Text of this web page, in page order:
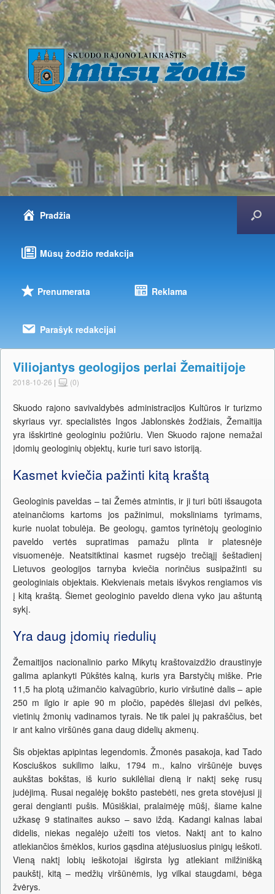
Pradžia
Mūsų žodžio redakcija
Prenumerata Reklama
Parašyk redakcijai
Viliojantys geologijos perlai Žemaitijoje
2018-10-26 | (0)
Skuodo rajono savivaldybės administracijos Kultūros ir turizmo
skyriaus vyr. specialistės Ingos Jablonskės žodžiais, Žemaitija
yra išskirtinė geologiniu požiūriu. Vien Skuodo rajone nemažai
įdomių geologinių objektų, kurie turi savo istoriją.
Kasmet kviečia pažinti kitą kraštą
Geologinis paveldas – tai Žemės atmintis, ir ji turi būti išsaugota
ateinančioms kartoms jos pažinimui, moksliniams tyrimams,
kurie nuolat tobulėja. Be geologų, gamtos tyrinėtojų geologinio
paveldo vertės supratimas pamažu plinta ir platesnėje
visuomenėje. Neatsitiktinai kasmet rugsėjo trečiąjį šeštadienį
Lietuvos geologijos tarnyba kviečia norinčius susipažinti su
geologiniais objektais. Kiekvienais metais išvykos rengiamos vis
į kitą kraštą. Šiemet geologinio paveldo diena vyko jau aštuntą
sykį.
Yra daug įdomių riedulių
Žemaitijos nacionalinio parko Mikytų kraštovaizdžio draustinyje
galima aplankyti Pūkštės kalną, kuris yra Barstyčių miške. Prie
11,5 ha plotą užimančio kalvagūbrio, kurio viršutinė dalis – apie
250 m ilgio ir apie 90 m pločio, papėdės šliejasi dvi pelkės,
vietinių žmonių vadinamos tyrais. Ne tik palei jų pakraščius, bet
ir ant kalno viršūnės gana daug didelių akmenų.
Šis objektas apipintas legendomis. Žmonės pasakoja, kad Tado
Kosciuškos sukilimo laiku, 1794 m., kalno viršūnėje buvęs
aukštas bokštas, iš kurio sukilėliai dieną ir naktį sekę rusų
judėjimą. Rusai negalėję bokšto pastebėti, nes greta stovėjusi jį
gerai dengianti pušis. Mūsiškiai, pralaimėję mūšį, šiame kalne
užkasę 9 statinaites aukso – savo iždą. Kadangi kalnas labai
didelis, niekas negalėjo užeiti tos vietos. Naktį ant to kalno
atlekiančios šmėklos, kurios gąsdina atėjusiuosius pinigų ieškoti.
Vieną naktį lobių ieškotojai išgirsta lyg atlekiant milžinišką
paukštį, kitą – medžių viršūnėmis, lyg vilkai staugdami, bėga
žvėrys.